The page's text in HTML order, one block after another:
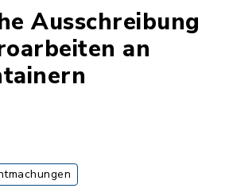
Ausschreibung
an